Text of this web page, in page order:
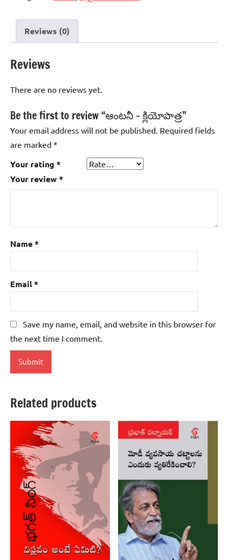
Reviews (0)
Reviews
There are no reviews yet.
Be the first to review “ఆంటనీ – క్లియోపాత్ర”
Your email address will not be published. Required fields
are marked *
Your rating *
Your review*
Name*
Email*
Save my name, email, and website in this browser for
the next time I comment.
Related products